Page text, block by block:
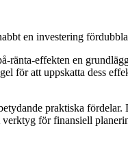
en investering
ränta-effekten en
för att uppskatta dess
praktiska
för finansiell